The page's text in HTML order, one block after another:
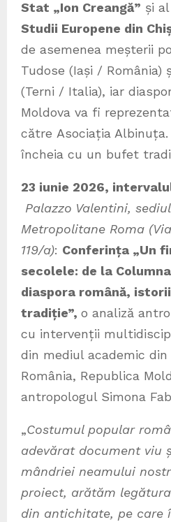
Stat „Ion Creangă” și al
Studii Europene din
de asemenea meșterii
Tudose (Iași / România)
(Terni / Italia), iar
Moldova va fi
către Asociația
încheia cu un bufet
23 iunie 2026,
Palazzo Valentini,
Metropolitane Roma
119/a): Conferința „Un
secolele: de la
diaspora română,
tradiție”, o analiză
cu intervenții
din mediul academic
România, Republica
antropologul Simona
„Costumul popular
adevărat document viu
mândriei neamului
proiect, arătăm
din antichitate, pe care